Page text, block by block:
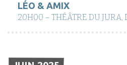
LÉO & AMIX
20H00 – THÉÂTRE DU JURA,